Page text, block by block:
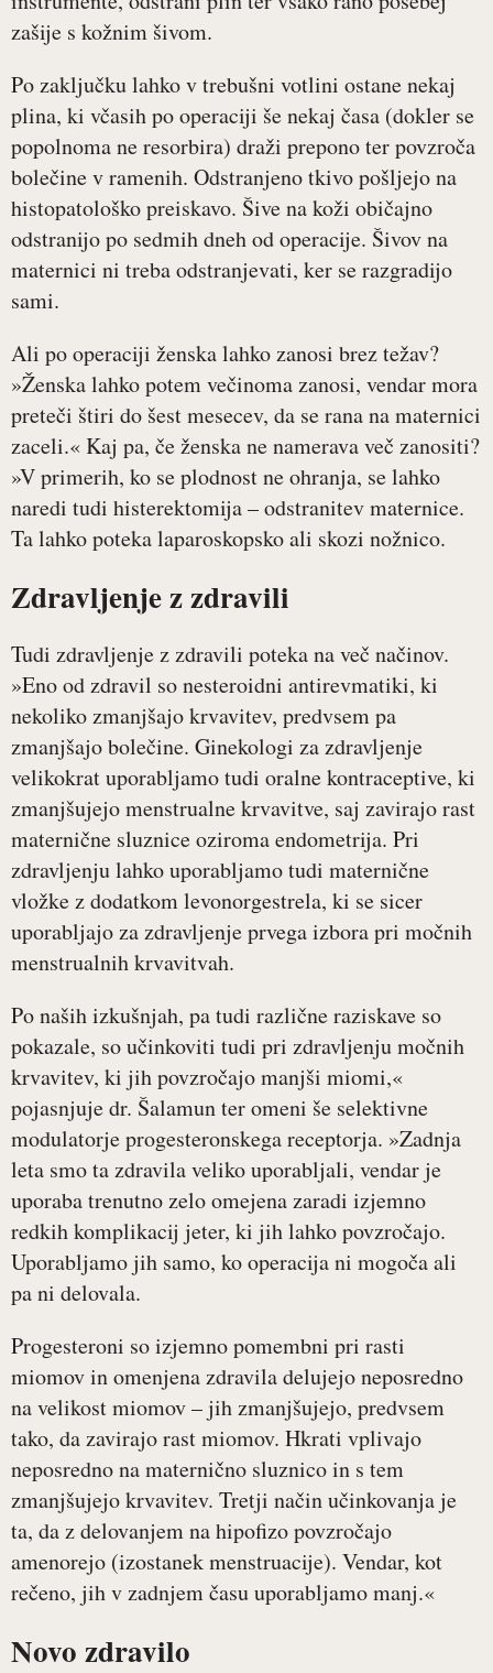
zašije s kožnim šivom.
Po zaključku lahko v trebušni votlini ostane nekaj
plina, ki včasih po operaciji še nekaj časa (dokler se
popolnoma ne resorbira) draži prepono ter povzroča
bolečine v ramenih. Odstranjeno tkivo pošljejo na
histopatološko preiskavo. Šive na koži običajno
odstranijo po sedmih dneh od operacije. Šivov na
maternici ni treba odstranjevati, ker se razgradijo
sami.
Ali po operaciji ženska lahko zanosi brez težav?
»Ženska lahko potem večinoma zanosi, vendar mora
preteči štiri do šest mesecev, da se rana na maternici
zaceli.« Kaj pa, če ženska ne namerava več zanositi?
»V primerih, ko se plodnost ne ohranja, se lahko
naredi tudi histerektomija – odstranitev maternice.
Ta lahko poteka laparoskopsko ali skozi nožnico.
Zdravljenje z zdravili
Tudi zdravljenje z zdravili poteka na več načinov.
»Eno od zdravil so nesteroidni antirevmatiki, ki
nekoliko zmanjšajo krvavitev, predvsem pa
zmanjšajo bolečine. Ginekologi za zdravljenje
velikokrat uporabljamo tudi oralne kontraceptive, ki
zmanjšujejo menstrualne krvavitve, saj zavirajo rast
maternične sluznice oziroma endometrija. Pri
zdravljenju lahko uporabljamo tudi maternične
vložke z dodatkom levonorgestrela, ki se sicer
uporabljajo za zdravljenje prvega izbora pri močnih
menstrualnih krvavitvah.
Po naših izkušnjah, pa tudi različne raziskave so
pokazale, so učinkoviti tudi pri zdravljenju močnih
krvavitev, ki jih povzročajo manjši miomi,«
pojasnjuje dr. Šalamun ter omeni še selektivne
modulatorje progesteronskega receptorja. »Zadnja
leta smo ta zdravila veliko uporabljali, vendar je
uporaba trenutno zelo omejena zaradi izjemno
redkih komplikacij jeter, ki jih lahko povzročajo.
Uporabljamo jih samo, ko operacija ni mogoča ali
pa ni delovala.
Progesteroni so izjemno pomembni pri rasti
miomov in omenjena zdravila delujejo neposredno
na velikost miomov – jih zmanjšujejo, predvsem
tako, da zavirajo rast miomov. Hkrati vplivajo
neposredno na maternično sluznico in s tem
zmanjšujejo krvavitev. Tretji način učinkovanja je
ta, da z delovanjem na hipofizo povzročajo
amenorejo (izostanek menstruacije). Vendar, kot
rečeno, jih v zadnjem času uporabljamo manj.«
Novo zdravilo